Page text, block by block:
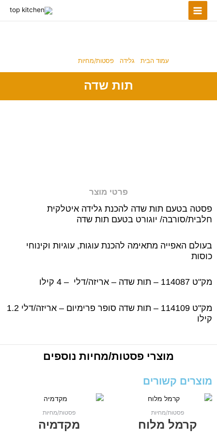
עמוד הבית גלידה /פסטות/מחיות
תות שדה
פרטי מוצר
פסטה בטעם תות שדה להכנת גלידה איטלקית
חלבית/סורבה/ יוגורט בטעם תות שדה
בעולם האפייה מתאימה להכנת עוגות, עוגיות וקינוחי
כוסות
מק"ט 114087 – תות שדה – אריזה/דלי – 4 קילו
מק"ט 114109 – תות שדה סופר פרימיום – אריזה/דלי 1.2
קילו
מוצרי פסטות/מחיות נוספים
מוצרים קשורים
פסטות/מחיות
קרמל מלוח
פסטות/מחיות
מקדמיה